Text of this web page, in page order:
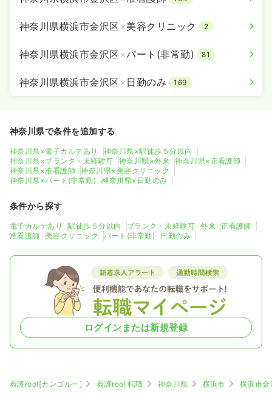
神奈川県横浜市金沢区 ×美容クリニック 2
神奈川県横浜市金沢区 ×パート(非常勤) 81
神奈川県横浜市金沢区 × 日勤のみ 169
神奈川県で条件を追加する
神奈川県×電子カルテあり
神奈川県×駅徒歩５分以内
神奈川県×ブランク・未経験可
神奈川県×外来
神奈川県×正看護師
神奈川県×准看護師
神奈川県×美容クリニック
神奈川県×パート(非常勤)
神奈川県×日勤のみ
条件から探す
電子カルテあり 駅徒歩５分以内 ブランク・未経験可 外来
正看護師
准看護師
美容クリニック パート(非常勤) 日勤のみ
ログインまたは新規登録
看護roo![カンゴルー] 看護roo! 転職 神奈川県 横浜市
横浜市金